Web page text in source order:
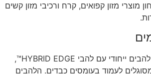
מוצרי מזון קפואים, קרח ורכיבי מזון קשים
המכשיר כולל מכלול להבים ייחודי עם להבי HYBRID EDGE™,
המסוגלים לעמוד בעומסים כבדים. הלהבים